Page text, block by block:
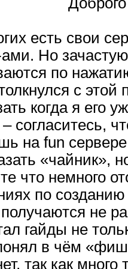
есть свои
Но
по
с этой
когда я его
согласитесь,
на fun
«чайник»,
что немного
по
не
гайды не
в чём
так как много